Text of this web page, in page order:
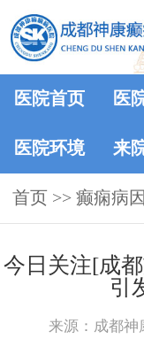
医院首页 医
医院环境 来
首页 >> 癫痫病
今日关注[成
引
来源：成都神